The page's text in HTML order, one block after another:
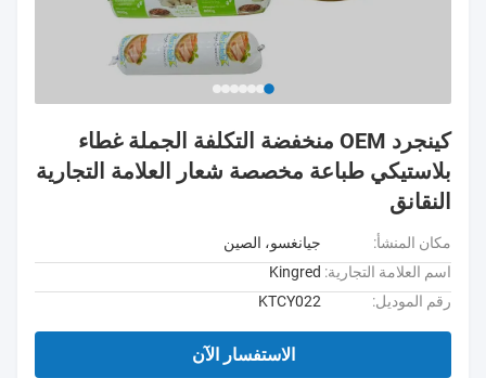
كينجرد OEM منخفضة التكلفة الجملة غطاء
بلاستيكي طباعة مخصصة شعار العلامة التجارية
النقانق
مكان المنشأ:
جيانغسو، الصين
اسم العلامة التجارية: Kingred
رقم الموديل:
KTCY022
الاستفسار الآن